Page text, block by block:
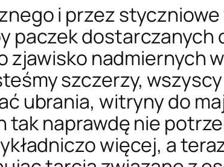
i przez
paczek dostarczanych
zjawisko nadmiernych
szczerzy,
ubrania, witryny do
naprawdę nie
więcej, a